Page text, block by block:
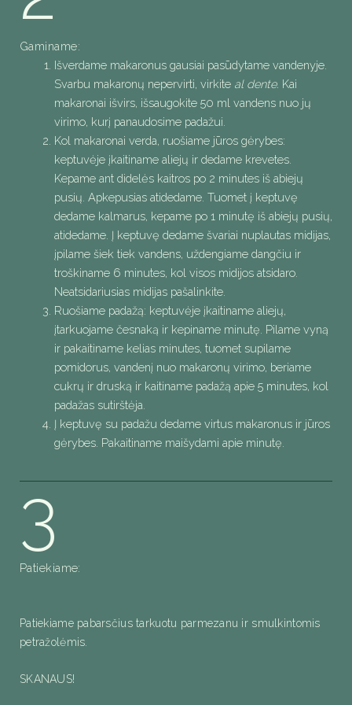
Gaminame:
Išverdame makaronus gausiai pasūdytame vandenyje.
Svarbu makaronų nepervirti, virkite al dente. Kai
makaronai išvirs, išsaugokite 50 ml vandens nuo jų
virimo, kurį panaudosime padažui.
Kol makaronai verda, ruošiame jūros gėrybes:
keptuvėje įkaitiname aliejų ir dedame krevetes.
Kepame ant didelės kaitros po 2 minutes iš abiejų
pusių. Apkepusias atidedame. Tuomet į keptuvę
dedame kalmarus, kepame po 1 minutę iš abiejų pusių,
atidedame. Į keptuvę dedame švariai nuplautas midijas,
įpilame šiek tiek vandens, uždengiame dangčiu ir
troškiname 6 minutes, kol visos midijos atsidaro.
Neatsidariusias midijas pašalinkite.
Ruošiame padažą: keptuvėje įkaitiname aliejų,
įtarkuojame česnaką ir kepiname minutę. Pilame vyną
ir pakaitiname kelias minutes, tuomet supilame
pomidorus, vandenį nuo makaronų virimo, beriame
cukrų ir druską ir kaitiname padažą apie 5 minutes, kol
padažas sutirštėja.
Į keptuvę su padažu dedame virtus makaronus ir jūros
gėrybes. Pakaitiname maišydami apie minutę.
3
Patiekiame:
Patiekiame pabarsčius tarkuotu parmezanu ir smulkintomis
petražolėmis.
SKANAUS!